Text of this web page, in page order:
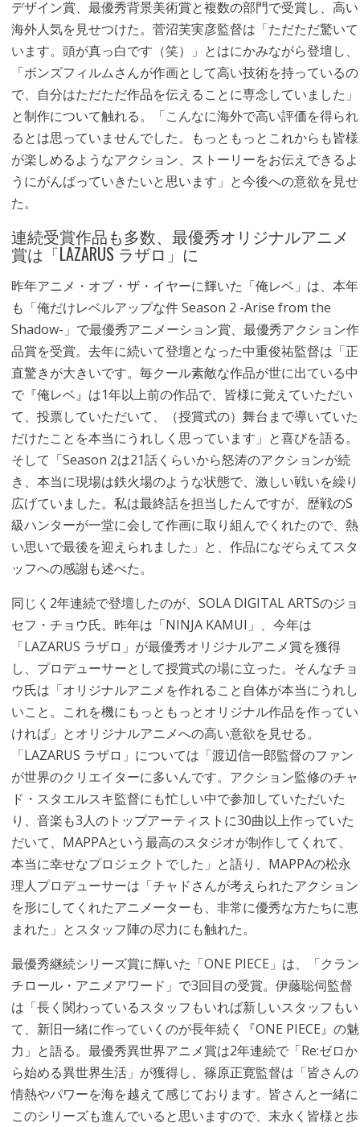
デザイン賞、最優秀背景美術賞と複数の部門で受賞し、高い
海外人気を見せつけた。菅沼芙実彦監督は「ただただ驚いて
います。頭が真っ白です（笑）」とはにかみながら登壇し、
「ボンズフィルムさんが作画として高い技術を持っているの
で、自分はただただ作品を伝えることに専念していました」
と制作について触れる。「こんなに海外で高い評価を得られ
るとは思っていませんでした。もっともっとこれからも皆様
が楽しめるようなアクション、ストーリーをお伝えできるよ
うにがんばっていきたいと思います」と今後への意欲を見せ
た。
連続受賞作品も多数、最優秀オリジナルアニメ
賞は「LAZARUS ラザロ」に
昨年アニメ・オブ・ザ・イヤーに輝いた「俺レベ」は、本年
も「俺だけレベルアップな件 Season 2 -Arise from the
Shadow-」で最優秀アニメーション賞、最優秀アクション作
品賞を受賞。去年に続いて登壇となった中重俊祐監督は「正
直驚きが大きいです。毎クール素敵な作品が世に出ている中
で『俺レベ』は1年以上前の作品で、皆様に覚えていただい
て、投票していただいて、（授賞式の）舞台まで導いていた
だけたことを本当にうれしく思っています」と喜びを語る。
そして「Season 2は21話くらいから怒涛のアクションが続
き、本当に現場は鉄火場のような状態で、激しい戦いを繰り
広げていました。私は最終話を担当したんですが、歴戦のS
級ハンターが一堂に会して作画に取り組んでくれたので、熱
い思いで最後を迎えられました」と、作品になぞらえてスタ
ッフへの感謝も述べた。
同じく2年連続で登壇したのが、SOLA DIGITAL ARTSのジョ
セフ・チョウ氏。昨年は「NINJA KAMUI」、今年は
「LAZARUS ラザロ」が最優秀オリジナルアニメ賞を獲得
し、プロデューサーとして授賞式の場に立った。そんなチョ
ウ氏は「オリジナルアニメを作れること自体が本当にうれし
いこと。これを機にもっともっとオリジナル作品を作ってい
ければ」とオリジナルアニメへの高い意欲を見せる。
「LAZARUS ラザロ」については「渡辺信一郎監督のファン
が世界のクリエイターに多いんです。アクション監修のチャ
ド・スタエルスキ監督にも忙しい中で参加していただいた
り、音楽も3人のトップアーティストに30曲以上作っていた
だいて、MAPPAという最高のスタジオが制作してくれて、
本当に幸せなプロジェクトでした」と語り、MAPPAの松永
理人プロデューサーは「チャドさんが考えられたアクション
を形にしてくれたアニメーターも、非常に優秀な方たちに恵
まれた」とスタッフ陣の尽力にも触れた。
最優秀継続シリーズ賞に輝いた「ONE PIECE」は、「クラン
チロール・アニメアワード」で3回目の受賞。伊藤聡伺監督
は「長く関わっているスタッフもいれば新しいスタッフもい
て、新旧一緒に作っていくのが長年続く『ONE PIECE』の魅
力」と語る。最優秀異世界アニメ賞は2年連続で「Re:ゼロか
ら始める異世界生活」が獲得し、篠原正寛監督は「皆さんの
情熱やパワーを海を越えて感じております。皆さんと一緒に
このシリーズも進んでいると思いますので、末永く皆様と歩